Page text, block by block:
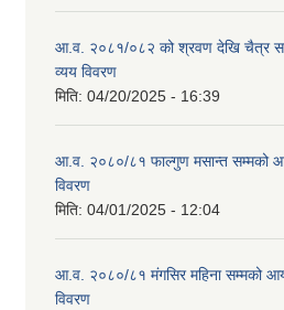
आ.व. २०८१/०८२ को श्रवण देखि चैत्र
व्यय विवरण
मिति: 04/20/2025 - 16:39
आ.व. २०८०/८१ फाल्गुण मसान्त सम्मको
विवरण
मिति: 04/01/2025 - 12:04
आ.व. २०८०/८१ मंगसिर महिना सम्मको
विवरण